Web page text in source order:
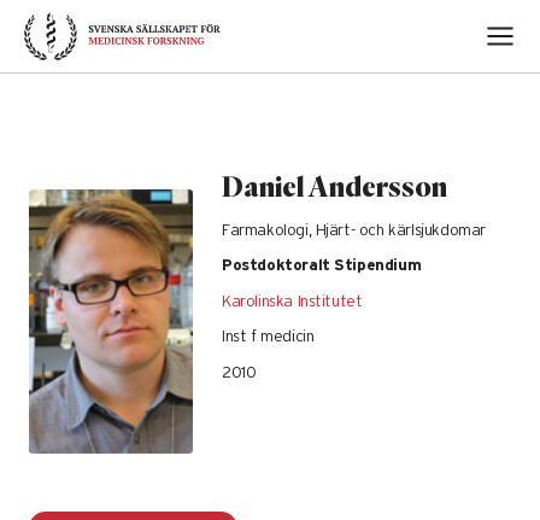
Skip
content
Daniel Andersson
Farmakologi, Hjärt- och kärlsjukdomar
Postdoktoralt Stipendium
Karolinska Institutet
Inst f medicin
2010